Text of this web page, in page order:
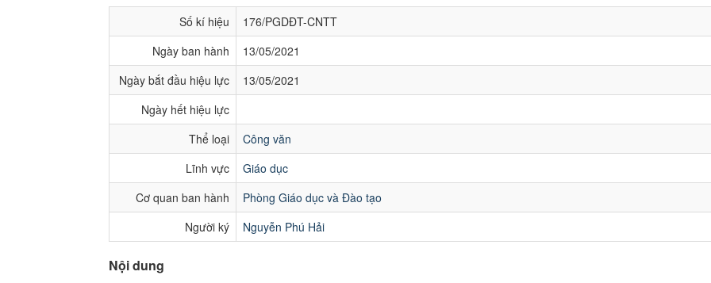
Số kí hiệu
176/PGDĐT-CNTT
Ngày ban hành
13/05/2021
Ngày bắt đầu hiệu lực
13/05/2021
Ngày hết hiệu lực
Thể loại
Công văn
Lĩnh vực
Giáo dục
Cơ quan ban hành
Phòng Giáo dục và Đào tạo
Người ký
Nguyễn Phú Hải
Nội dung